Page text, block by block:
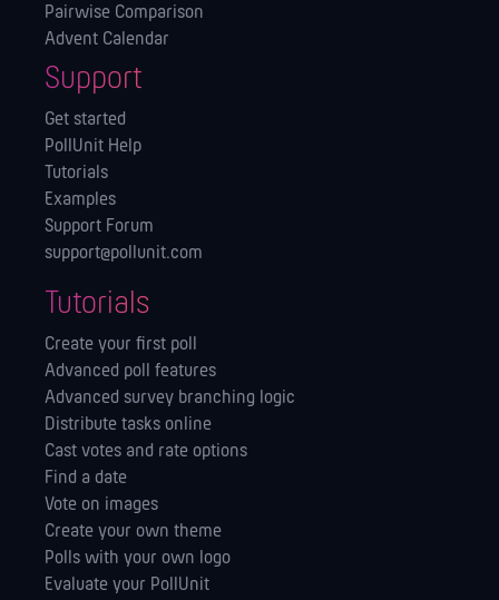
Pairwise Comparison
Advent Calendar
Support
Get started
PollUnit Help
Tutorials
Examples
Support Forum
support@pollunit.com
Tutorials
Create your first poll
Advanced poll features
Advanced survey branching logic
Distribute tasks online
Cast votes and rate options
Find a date
Vote on images
Create your own theme
Polls with your own logo
Evaluate your PollUnit